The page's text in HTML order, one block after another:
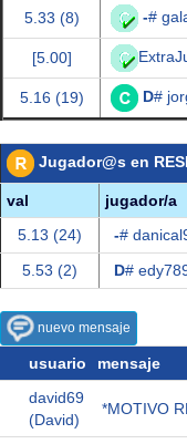
5.33 (8) -#
[5.00]
5.16 (19) D#
Jugador@s en
val jugador/a
5.13 (24)
-#
5.53 (2)
D#
nuevo mensaje
usuario mensaje
david69
(David)
*MOTIVO